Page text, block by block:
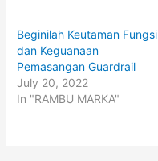
t
e
r
(
O
p
e
n
b
o
o
k
(
O
p
e
Beginilah Keutaman Fungsi
dan Keguanaan
Pemasangan Guardrail
July 20, 2022
In "RAMBU MARKA"